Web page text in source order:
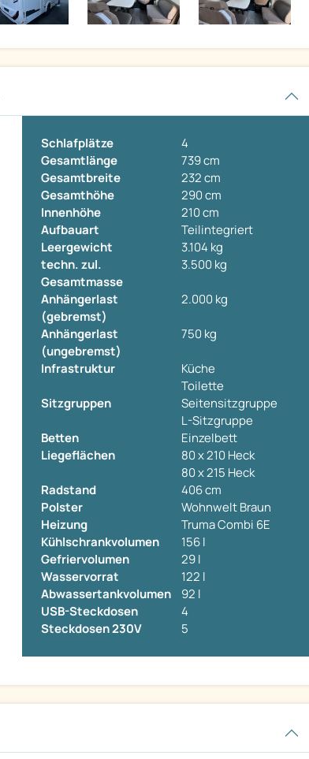
Schlafplätze
4
Gesamtlänge
739 cm
Gesamtbreite
232 cm
Gesamthöhe
290 cm
Innenhöhe
210 cm
Aufbauart
Teilintegriert
Leergewicht
3.104 kg
techn. zul.
Gesamtmasse
3.500 kg
Anhängerlast
(gebremst)
2.000 kg
Anhängerlast
(ungebremst)
750 kg
Infrastruktur
Küche
Toilette
Sitzgruppen
Seitensitzgruppe
L-Sitzgruppe
Betten
Einzelbett
Liegeflächen
80 x 210 Heck
80 x 215 Heck
Radstand
406 cm
Polster
Wohnwelt Braun
Heizung
Truma Combi 6E
Kühlschrankvolumen
156 l
Gefriervolumen
29 l
Wasservorrat
122 l
Abwassertankvolumen
92 l
USB-Steckdosen
4
Steckdosen 230V
5